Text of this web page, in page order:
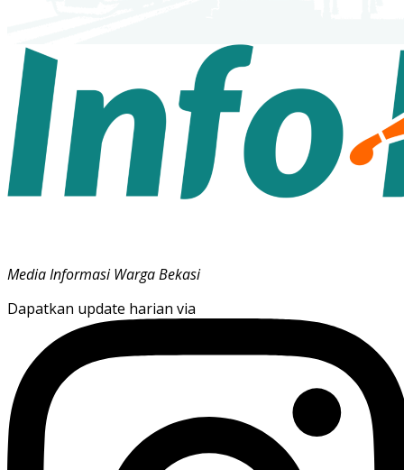
Media Informasi Warga Bekasi
Dapatkan update harian via